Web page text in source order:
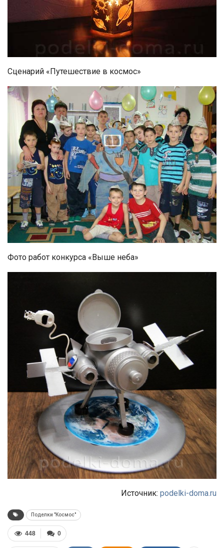
Сценарий «Путешествие в космос»
Фото работ конкурса «Выше неба»
Источник: podelki-doma.ru
Поделки "Космос"
0
448